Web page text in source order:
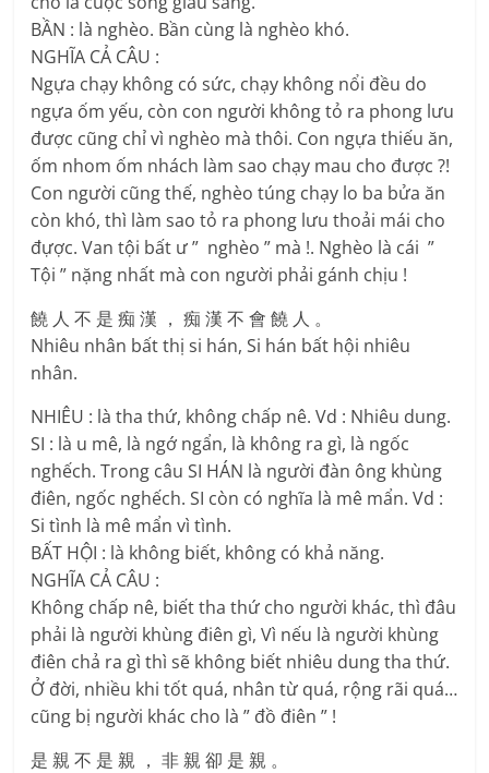
BẦN : là nghèo. Bần cùng là nghèo khó.
NGHĨA CẢ CÂU :
Ngựa chạy không có sức, chạy không nổi đều do
ngựa ốm yếu, còn con người không tỏ ra phong lưu
được cũng chỉ vì nghèo mà thôi. Con ngựa thiếu ăn,
ốm nhom ốm nhách làm sao chạy mau cho được ?!
Con người cũng thế, nghèo túng chạy lo ba bửa ăn
còn khó, thì làm sao tỏ ra phong lưu thoải mái cho
đựợc. Van tội bất ư ” nghèo ” mà !. Nghèo là cái ”
Tội ” nặng nhất mà con người phải gánh chịu !
饒 人 不 是 痴 漢 ， 痴 漢 不 會 饒 人 。
Nhiêu nhân bất thị si hán, Si hán bất hội nhiêu
nhân.
NHIÊU : là tha thứ, không chấp nê. Vd : Nhiêu dung.
SI : là u mê, là ngớ ngẩn, là không ra gì, là ngốc
nghếch. Trong câu SI HÁN là người đàn ông khùng
điên, ngốc nghếch. SI còn có nghĩa là mê mẩn. Vd :
Si tình là mê mẩn vì tình.
BẤT HỘI : là không biết, không có khả năng.
NGHĨA CẢ CÂU :
Không chấp nê, biết tha thứ cho người khác, thì đâu
phải là người khùng điên gì, Vì nếu là người khùng
điên chả ra gì thì sẽ không biết nhiêu dung tha thứ.
Ở đời, nhiều khi tốt quá, nhân từ quá, rộng rãi quá…
cũng bị người khác cho là ” đồ điên ” !
是 親 不 是 親 ， 非 親 卻 是 親 。